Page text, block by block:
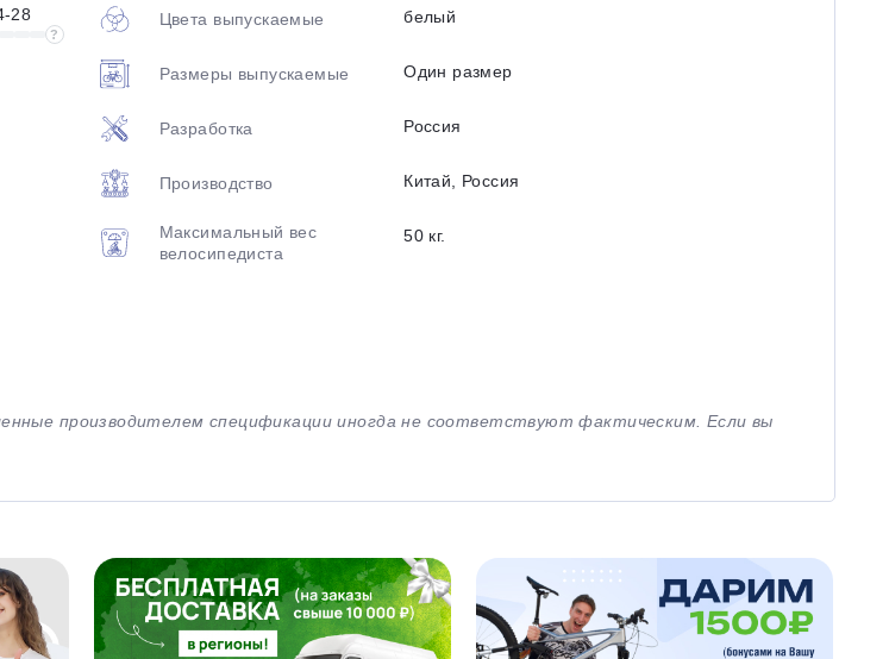
28
?
Цвета выпускаемые белый
Размеры выпускаемые Один размер
Разработка Россия
Производство Китай, Россия
Максимальный вес
велосипедиста
50 кг.
производителем спецификации иногда не соответствуют фактическим. Если вы